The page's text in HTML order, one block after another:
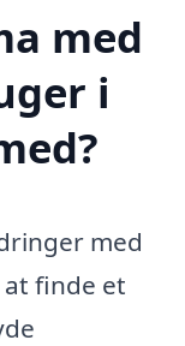
med
i
med
finde et